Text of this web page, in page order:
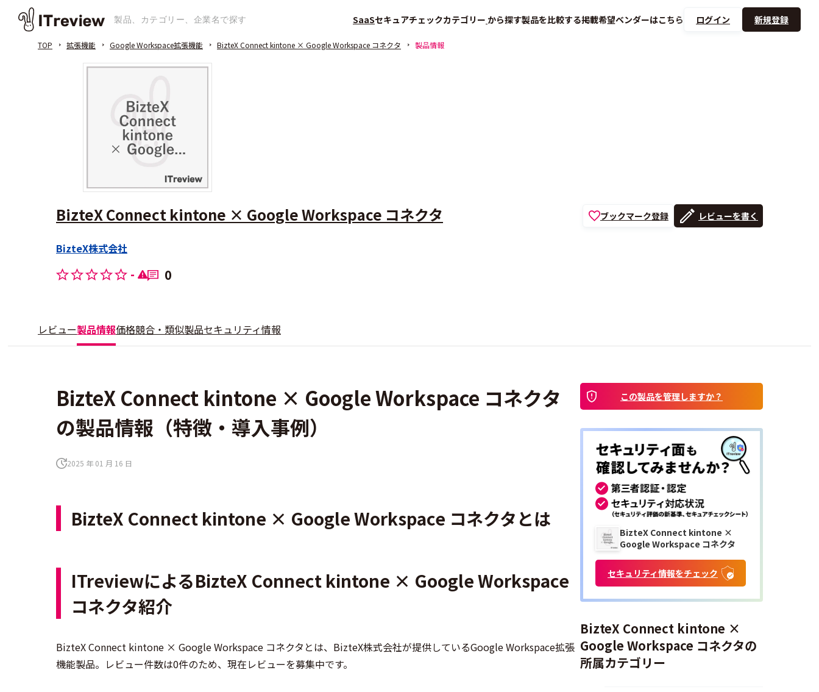
SaaSセキュアチェックカテゴリー から探す製品を比較する掲載希望ベンダーはこちら ログイン 新規登録
TOP 拡張機能 Google Workspace拡張機能 BizteX Connect kintone × Google Workspace コネクタ 製品情報
BizteX Connect kintone × Google Workspace コネクタ
BizteX株式会社
- 0
ブックマーク登録 レビューを書く
レビュー製品情報価格競合・類似製品セキュリティ情報
BizteX Connect kintone × Google Workspace コネクタ
の製品情報（特徴・導入事例）
2025 年 01 月 16 日
BizteX Connect kintone × Google Workspace コネクタとは
ITreviewによるBizteX Connect kintone × Google Workspace
コネクタ紹介
BizteX Connect kintone × Google Workspace コネクタとは、BizteX株式会社が提供しているGoogle Workspace拡張
機能製品。レビュー件数は0件のため、現在レビューを募集中です。
この製品を管理しますか？
BizteX Connect kintone ×
Google Workspace コネクタ
セキュリティ情報をチェック
BizteX Connect kintone ×
Google Workspace コネクタの
所属カテゴリー